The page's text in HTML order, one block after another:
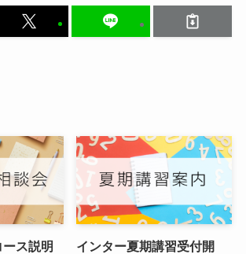
ス説明
インター夏期講習受付開